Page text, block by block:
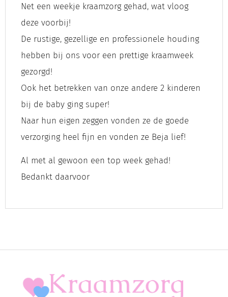
Net een weekje kraamzorg gehad, wat vloog
deze voorbij!
De rustige, gezellige en professionele houding
hebben bij ons voor een prettige kraamweek
gezorgd!
Ook het betrekken van onze andere 2 kinderen
bij de baby ging super!
Naar hun eigen zeggen vonden ze de goede
verzorging heel fijn en vonden ze Beja lief!
Al met al gewoon een top week gehad!
Bedankt daarvoor